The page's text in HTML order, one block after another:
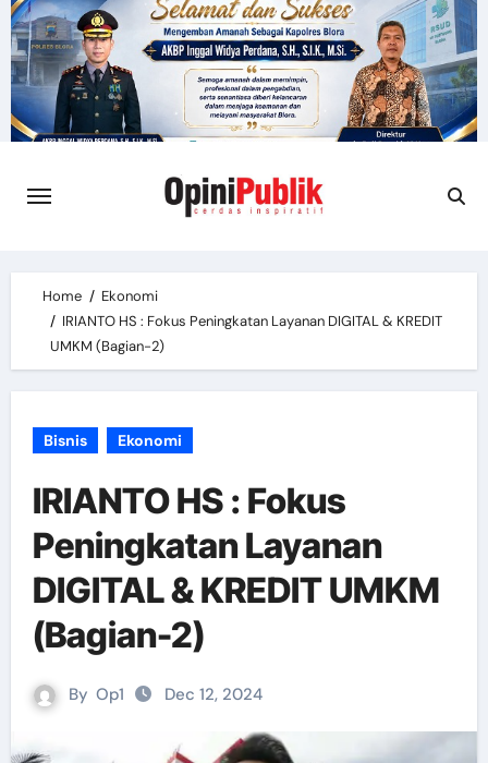
Skip
to
content
Home
Ekonomi
IRIANTO HS : Fokus Peningkatan Layanan DIGITAL & KREDIT
UMKM (Bagian-2)
Bisnis Ekonomi
IRIANTO HS : Fokus
Peningkatan Layanan
DIGITAL & KREDIT UMKM
(Bagian-2)
By Op1 Dec 12, 2024